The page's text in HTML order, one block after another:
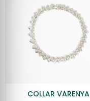
COLLAR VARENYA